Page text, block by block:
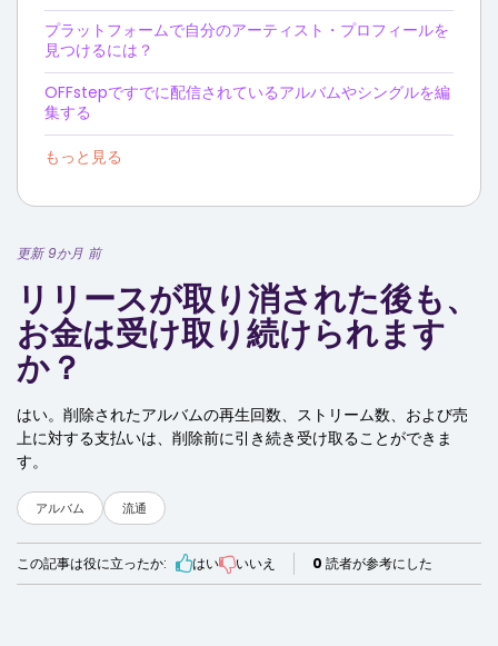
プラットフォームで自分のアーティスト・プロフィールを
見つけるには？
OFFstepですでに配信されているアルバムやシングルを編
集する
もっと見る
更新 9か月 前
リリースが取り消された後も、
お金は受け取り続けられます
か？
はい。削除されたアルバムの再生回数、ストリーム数、および売
上に対する支払いは、削除前に引き続き受け取ることができま
す。
アルバム 流通
この記事は役に立ったか: はい いいえ 0 読者が参考にした